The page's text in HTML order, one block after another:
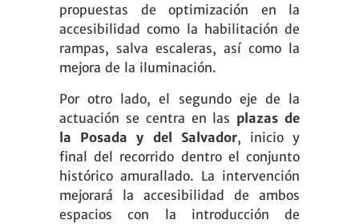
propuestas de optimización en la
accesibilidad como la habilitación de
rampas, salva escaleras, así como la
mejora de la iluminación.
Por otro lado, el segundo eje de la
actuación se centra en las plazas de
la Posada y del Salvador, inicio y
final del recorrido dentro el conjunto
histórico amurallado. La intervención
mejorará la accesibilidad de ambos
espacios con la introducción de